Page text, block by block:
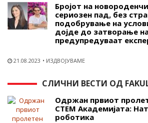
Бројот на
сериозен пад, без
подобрување на
дојде до затворање
предупредуваат
21.08.2023 ИЗДВОЈУВАМЕ
СЛИЧНИ ВЕСТИ ОД
Одржан првиот
СТЕМ Академијата:
роботика